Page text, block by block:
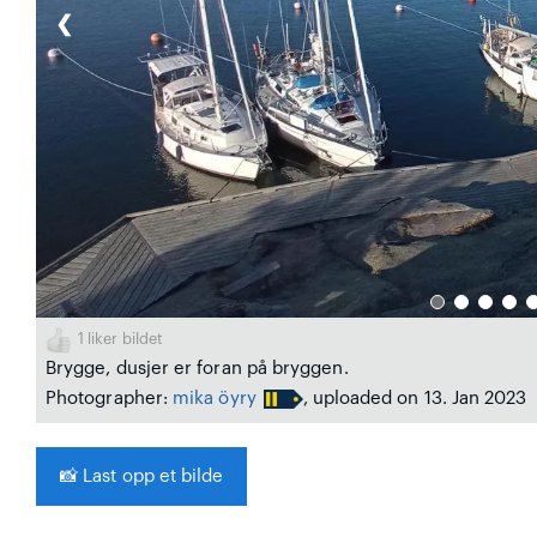
❮
1 liker bildet
Brygge, dusjer er foran på bryggen.
Photographer: mika öyry , uploaded on 13. Jan 2023
📸 Last opp et bilde